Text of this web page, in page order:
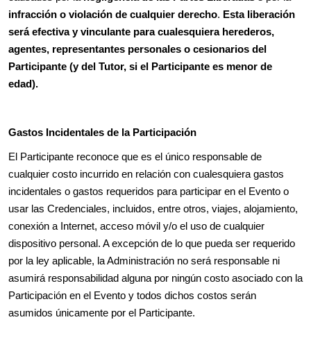
infracción o violación de cualquier derecho. Esta liberación
será efectiva y vinculante para cualesquiera herederos,
agentes, representantes personales o cesionarios del
Participante (y del Tutor, si el Participante es menor de
edad).
Gastos Incidentales de la Participación
El Participante reconoce que es el único responsable de
cualquier costo incurrido en relación con cualesquiera gastos
incidentales o gastos requeridos para participar en el Evento o
usar las Credenciales, incluidos, entre otros, viajes, alojamiento,
conexión a Internet, acceso móvil y/o el uso de cualquier
dispositivo personal. A excepción de lo que pueda ser requerido
por la ley aplicable, la Administración no será responsable ni
asumirá responsabilidad alguna por ningún costo asociado con la
Participación en el Evento y todos dichos costos serán
asumidos únicamente por el Participante.